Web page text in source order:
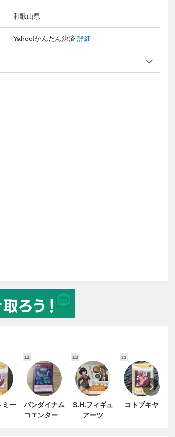
和歌山県
Yahoo!かんたん決済 詳細
ミー
11
バンダイナム
コエンターテ
12
S.H.フィギュ
アーツ
13
コトブキヤ